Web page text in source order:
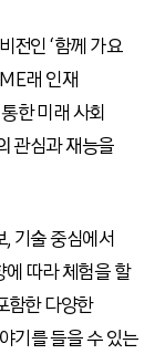
전인 ‘함께 가요
래 인재
한 미래 사회
관심과 재능을
기술 중심에서
따라 체험을 할
함한 다양한
기를 들을 수 있는